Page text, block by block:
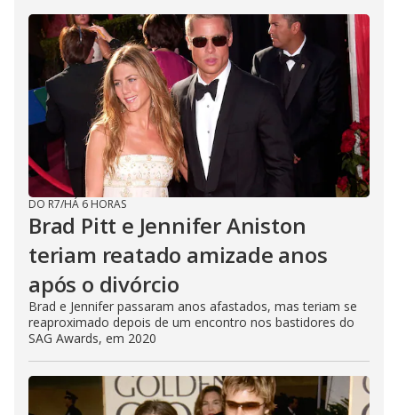
DO R7/HÁ 6 HORAS
Brad Pitt e Jennifer Aniston
teriam reatado amizade anos
após o divórcio
Brad e Jennifer passaram anos afastados, mas teriam se
reaproximado depois de um encontro nos bastidores do
SAG Awards, em 2020